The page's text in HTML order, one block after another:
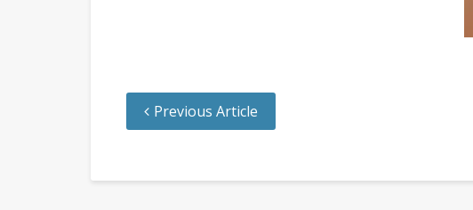
Previous Article